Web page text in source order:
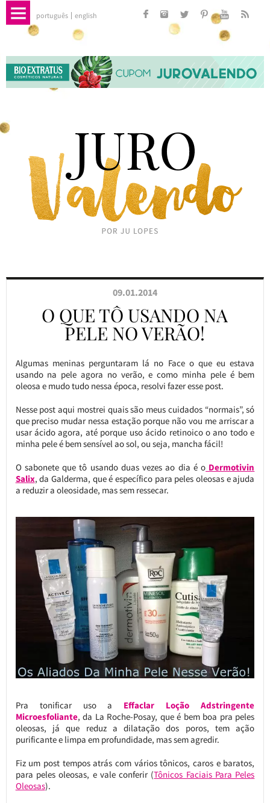
português english
09.01.2014
O QUE TÔ USANDO NA
PELE NO VERÃO!
Algumas meninas perguntaram lá no Face o que eu estava
usando na pele agora no verão, e como minha pele é bem
oleosa e mudo tudo nessa época, resolvi fazer esse post.
Nesse post aqui mostrei quais são meus cuidados “normais”, só
que preciso mudar nessa estação porque não vou me arriscar a
usar ácido agora, até porque uso ácido retinoico o ano todo e
minha pele é bem sensível ao sol, ou seja, mancha fácil!
O sabonete que tô usando duas vezes ao dia é o Dermotivin
Salix, da Galderma, que é específico para peles oleosas e ajuda
a reduzir a oleosidade, mas sem ressecar.
Pra tonificar uso a Effaclar Loção Adstringente
Microesfoliante, da La Roche-Posay, que é bem boa pra peles
oleosas, já que reduz a dilatação dos poros, tem ação
purificante e limpa em profundidade, mas sem agredir.
Fiz um post tempos atrás com vários tônicos, caros e baratos,
para peles oleosas, e vale conferir (Tônicos Faciais Para Peles
Oleosas).